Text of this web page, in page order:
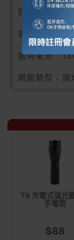
筒身顏色：黑
表面處理：耐
適用電池：
開關類型：頭
T6 充電式強光
手電筒
$88